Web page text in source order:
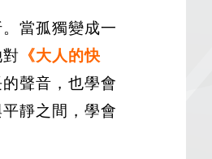
當孤獨變成一
《大人的快
聲音，也學會
靜之間，學會